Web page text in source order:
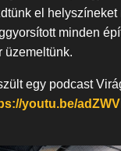
el
minden
üzemeltünk.
egy podcast
youtu.be/